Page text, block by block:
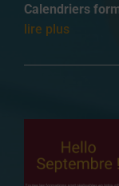
Calendriers
lire plus